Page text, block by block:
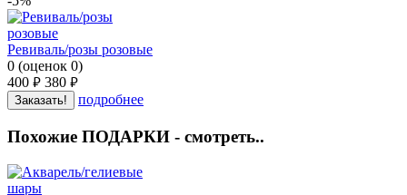
Ревиваль/розы розовые
0 (оценок 0)
400 руб. 380 руб.
Заказать! подробнее
Похожие ПОДАРКИ - смотреть..